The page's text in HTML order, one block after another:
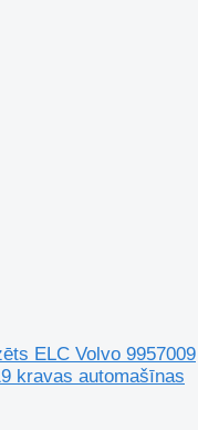
ELC Volvo 9957009
kravas automašīnas